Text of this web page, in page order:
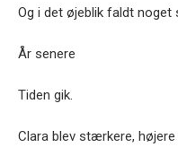
Og i det øjeblik faldt
År senere
Tiden gik.
Clara blev stærkere,